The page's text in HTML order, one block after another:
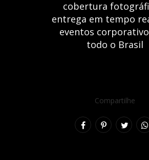
cobertura
entrega em tempo
eventos
todo o Brasil
Compartilhe